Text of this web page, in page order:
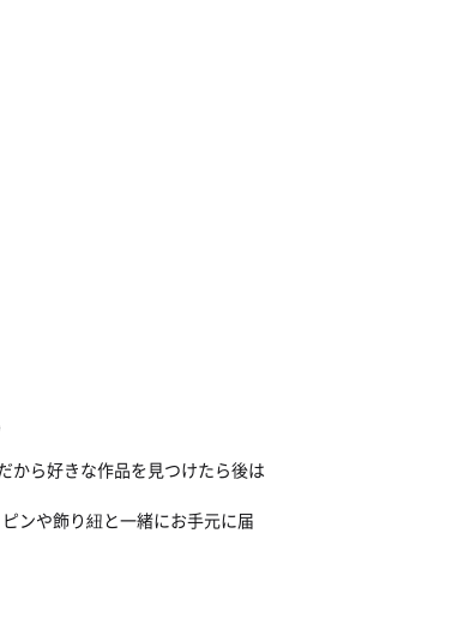
から好きな作品を見つけたら後は
ンや飾り紐と一緒にお手元に届